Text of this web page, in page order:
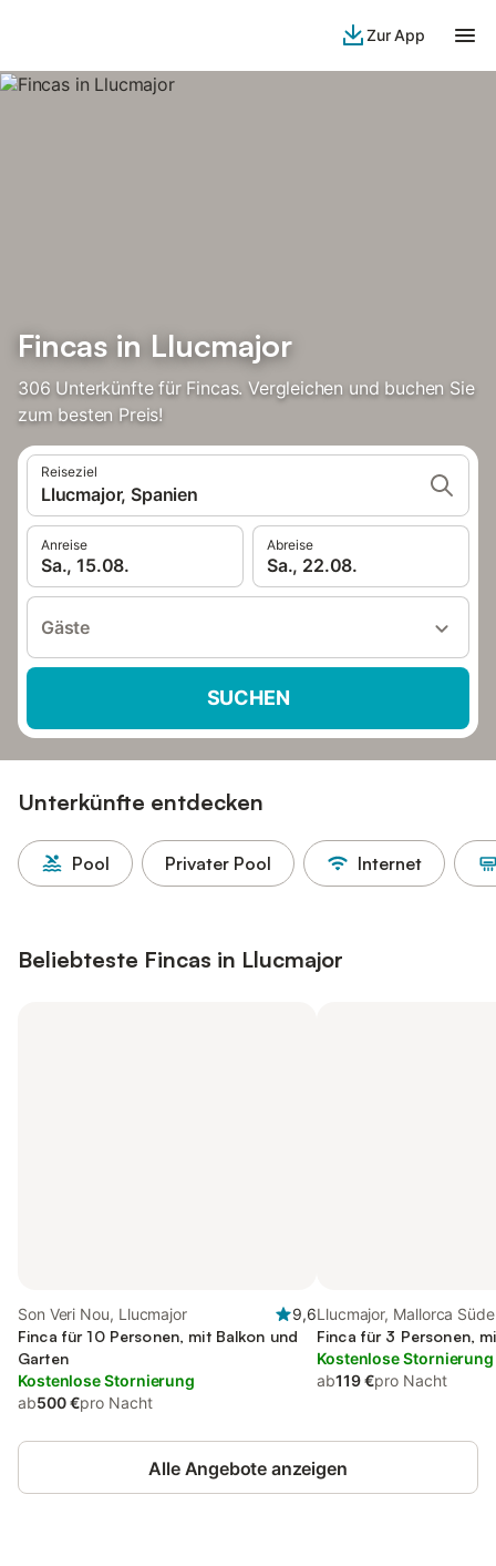
Zur App
Fincas in Llucmajor
306 Unterkünfte für Fincas. Vergleichen und buchen Sie
zum besten Preis!
Reiseziel
Llucmajor, Spanien
Anreise
Sa., 15.08.
Abreise
Sa., 22.08.
Gäste
SUCHEN
Unterkünfte entdecken
Pool Privater Pool Internet
Beliebteste Fincas in Llucmajor
Son Veri Nou, Llucmajor
9,6
Finca für 10 Personen, mit Balkon und
Garten
Kostenlose Stornierung
ab500 €pro Nacht
Llucmajor, Mallorca
Finca für 3 Personen,
Kostenlose Stornierung
ab119 €pro Nacht
Alle Angebote anzeigen